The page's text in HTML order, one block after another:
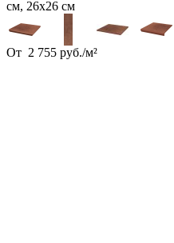
см, 26х26 см
От 2 755 руб./м²